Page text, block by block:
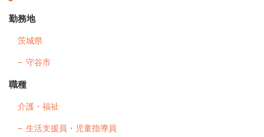
勤務地
茨城県
守谷市
職種
介護・福祉
生活支援員・児童指導員